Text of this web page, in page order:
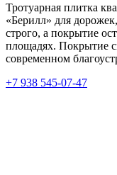
Тротуарная плитка
«Берилл» для
строго, а покрытие
площадях. Покрытие
современном
+7 938 545-07-47